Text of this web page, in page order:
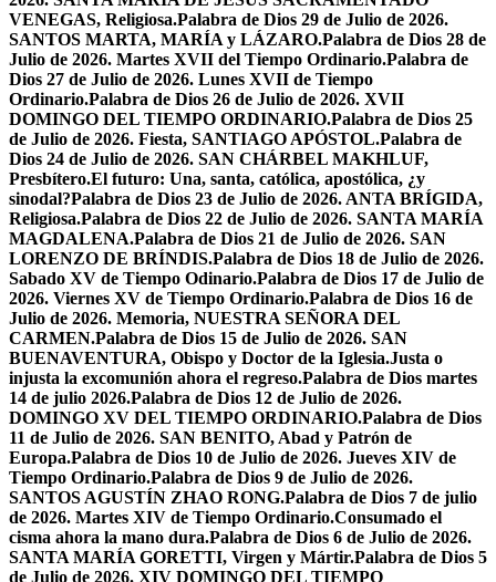
VENEGAS, Religiosa.Palabra de Dios 29 de Julio de 2026.
SANTOS MARTA, MARÍA y LÁZARO.Palabra de Dios 28 de
Julio de 2026. Martes XVII del Tiempo Ordinario.Palabra de
Dios 27 de Julio de 2026. Lunes XVII de Tiempo
Ordinario.Palabra de Dios 26 de Julio de 2026. XVII
DOMINGO DEL TIEMPO ORDINARIO.Palabra de Dios 25
de Julio de 2026. Fiesta, SANTIAGO APÓSTOL.Palabra de
Dios 24 de Julio de 2026. SAN CHÁRBEL MAKHLUF,
Presbítero.El futuro: Una, santa, católica, apostólica, ¿y
sinodal?Palabra de Dios 23 de Julio de 2026. ANTA BRÍGIDA,
Religiosa.Palabra de Dios 22 de Julio de 2026. SANTA MARÍA
MAGDALENA.Palabra de Dios 21 de Julio de 2026. SAN
LORENZO DE BRÍNDIS.Palabra de Dios 18 de Julio de 2026.
Sabado XV de Tiempo Odinario.Palabra de Dios 17 de Julio de
2026. Viernes XV de Tiempo Ordinario.Palabra de Dios 16 de
Julio de 2026. Memoria, NUESTRA SEÑORA DEL
CARMEN.Palabra de Dios 15 de Julio de 2026. SAN
BUENAVENTURA, Obispo y Doctor de la Iglesia.Justa o
injusta la excomunión ahora el regreso.Palabra de Dios martes
14 de julio 2026.Palabra de Dios 12 de Julio de 2026.
DOMINGO XV DEL TIEMPO ORDINARIO.Palabra de Dios
11 de Julio de 2026. SAN BENITO, Abad y Patrón de
Europa.Palabra de Dios 10 de Julio de 2026. Jueves XIV de
Tiempo Ordinario.Palabra de Dios 9 de Julio de 2026.
SANTOS AGUSTÍN ZHAO RONG.Palabra de Dios 7 de julio
de 2026. Martes XIV de Tiempo Ordinario.Consumado el
cisma ahora la mano dura.Palabra de Dios 6 de Julio de 2026.
SANTA MARÍA GORETTI, Virgen y Mártir.Palabra de Dios 5
de Julio de 2026. XIV DOMINGO DEL TIEMPO